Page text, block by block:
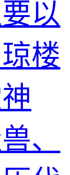
以
楼
、